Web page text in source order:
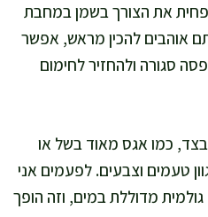
את הצורך בשמן במחבת
אוהבים להכין מראש, אפשר
סגורה ולהחזיר לחימום
כמו אגס מאוד בשל או
טעמים וצבעים. לפעמים אני
מדוללת במים, וזה הופך